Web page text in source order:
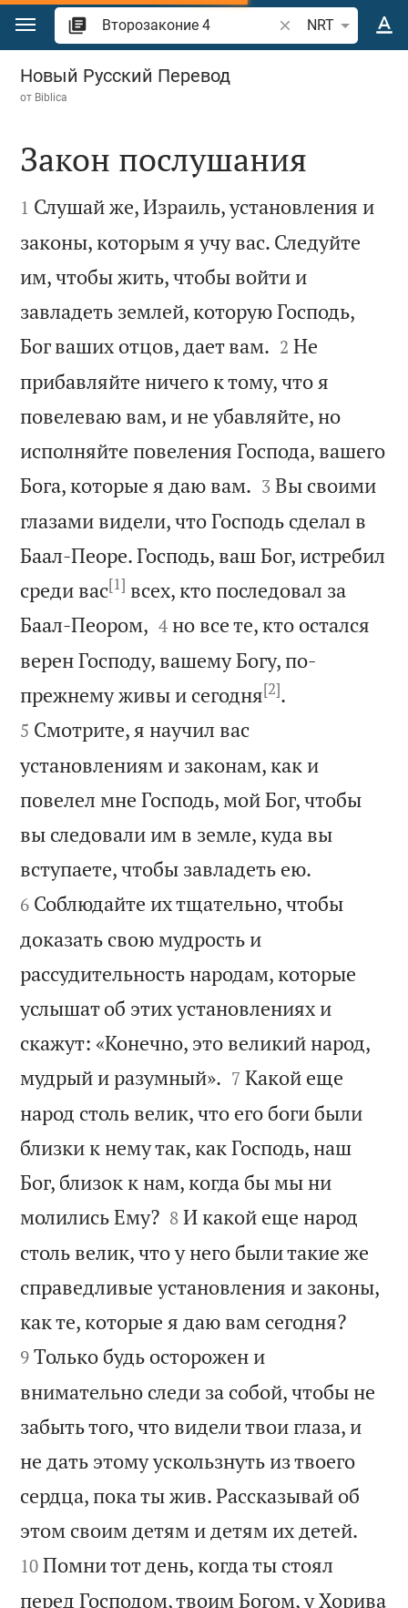
Перейти к содержанию
Поиск по отрывку
NRT
Второзаконие 4
Новый Русский Перевод
от Biblica

Закон послушания

1 Слушай же, Израиль, установления и
законы, которым я учу вас. Следуйте
им, чтобы жить, чтобы войти и
завладеть землей, которую Господь,
Бог ваших отцов, дает вам. 

2 Не
прибавляйте ничего к тому, что я
повелеваю вам, и не убавляйте, но
исполняйте повеления Господа, вашего
Бога, которые я даю вам. 

3 Вы своими
глазами видели, что Господь сделал в
Баал-Пеоре. Господь, ваш Бог, истребил
среди вас[1] всех, кто последовал за
Баал-Пеором, 

4 но все те, кто остался
верен Господу, вашему Богу, по-
прежнему живы и сегодня[2].
5 Смотрите, я научил вас
установлениям и законам, как и
повелел мне Господь, мой Бог, чтобы
вы следовали им в земле, куда вы
вступаете, чтобы завладеть ею.
6 Соблюдайте их тщательно, чтобы
доказать свою мудрость и
рассудительность народам, которые
услышат об этих установлениях и
скажут: «Конечно, это великий народ,
мудрый и разумный». 

7 Какой еще
народ столь велик, что его боги были
близки к нему так, как Господь, наш
Бог, близок к нам, когда бы мы ни
молились Ему?
8 И какой еще народ
столь велик, что у него были такие же
справедливые установления и законы,
как те, которые я даю вам сегодня?
9 Только будь осторожен и
внимательно следи за собой, чтобы не
забыть того, что видели твои глаза, и
не дать этому ускользнуть из твоего
сердца, пока ты жив. Рассказывай об
этом своим детям и детям их детей.
10 Помни тот день, когда ты стоял
перед Господом, твоим Богом, у Хорива